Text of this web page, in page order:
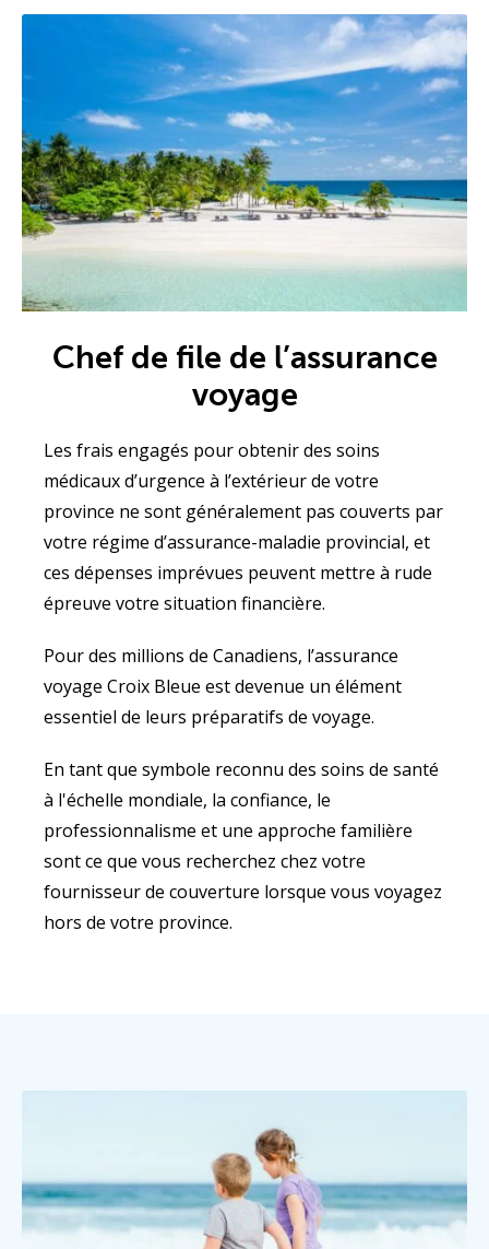
Chef de file de l’assurance
voyage
Les frais engagés pour obtenir des soins
médicaux d’urgence à l’extérieur de votre
province ne sont généralement pas couverts par
votre régime d’assurance-maladie provincial, et
ces dépenses imprévues peuvent mettre à rude
épreuve votre situation financière.
Pour des millions de Canadiens, l’assurance
voyage Croix Bleue est devenue un élément
essentiel de leurs préparatifs de voyage.
En tant que symbole reconnu des soins de santé
à l'échelle mondiale, la confiance, le
professionnalisme et une approche familière
sont ce que vous recherchez chez votre
fournisseur de couverture lorsque vous voyagez
hors de votre province.